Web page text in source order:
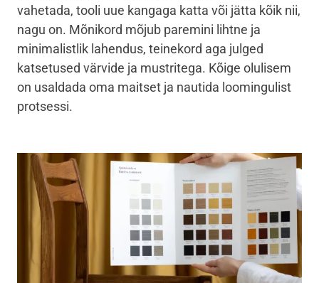
vahetada, tooli uue kangaga katta või jätta kõik nii,
nagu on. Mõnikord mõjub paremini lihtne ja
minimalistlik lahendus, teinekord aga julged
katsetused värvide ja mustritega. Kõige olulisem
on usaldada oma maitset ja nautida loomingulist
protsessi.